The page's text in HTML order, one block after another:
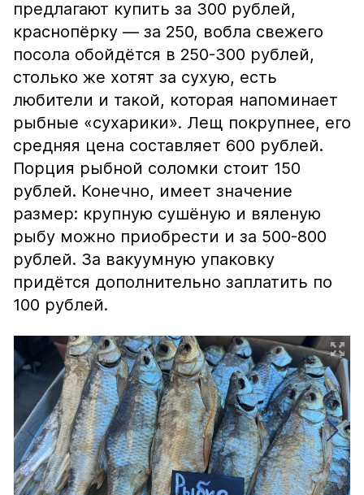
предлагают купить за 300 рублей,
краснопёрку — за 250, вобла свежего
посола обойдётся в 250-300 рублей,
столько же хотят за сухую, есть
любители и такой, которая напоминает
рыбные «сухарики». Лещ покрупнее, его
средняя цена составляет 600 рублей.
Порция рыбной соломки стоит 150
рублей. Конечно, имеет значение
размер: крупную сушёную и вяленую
рыбу можно приобрести и за 500-800
рублей. За вакуумную упаковку
придётся дополнительно заплатить по
100 рублей.